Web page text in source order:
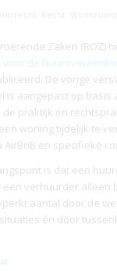
Zaken (ROZ)
voor de
De vorige
is aangepast op basis
praktijk en
woning tijdelijk te
en specifieke
is dat een
verhuurder alleen
aantal door de
én door